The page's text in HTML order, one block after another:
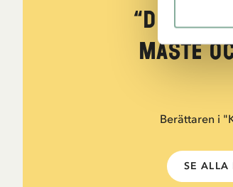
“Den
måste
Berättaren i
SE ALLA